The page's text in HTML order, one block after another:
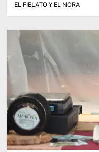
EL FIELATO Y EL NORA